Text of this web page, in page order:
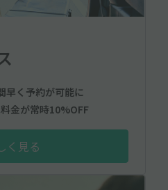
早く予約が可能に
金が常時10%OFF
く見る